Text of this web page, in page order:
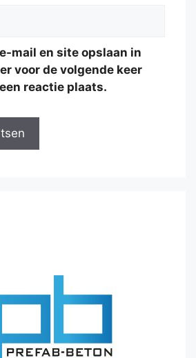
mail en site opslaan in
voor de volgende keer
reactie plaats.